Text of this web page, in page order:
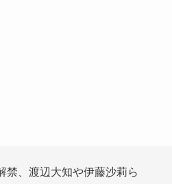
禁、渡辺大知や伊藤沙莉ら